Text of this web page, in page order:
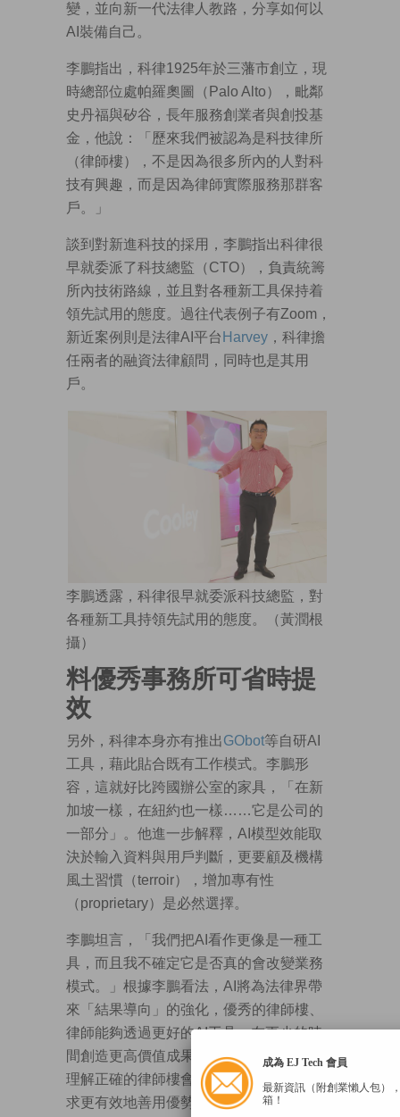
變，並向新一代法律人教路，分享如何以
AI裝備自己。
李鵬指出，科律1925年於三藩市創立，現
時總部位處帕羅奧圖（Palo Alto），毗鄰
史丹福與矽谷，長年服務創業者與創投基
金，他說：「歷來我們被認為是科技律所
（律師樓），不是因為很多所內的人對科
技有興趣，而是因為律師實際服務那群客
戶。」
談到對新進科技的採用，李鵬指出科律很
早就委派了科技總監（CTO），負責統籌
所內技術路線，並且對各種新工具保持着
領先試用的態度。過往代表例子有Zoom，
新近案例則是法律AI平台 Harvey ，科律擔
任兩者的融資法律顧問，同時也是其用
戶。
李鵬透露，科律很早就委派科技總監，對
各種新工具持領先試用的態度。（黃潤根
攝）
料優秀事務所可省時提
效
另外，科律本身亦有推出GObot等自研AI
工具，藉此貼合既有工作模式。李鵬形
容，這就好比跨國辦公室的家具，「在新
加坡一樣，在紐約也一樣……它是公司的
一部分」。他進一步解釋，AI模型效能取
決於輸入資料與用戶判斷，更要顧及機構
風土習慣（terroir），增加專有性
（proprietary）是必然選擇。
李鵬坦言，「我們把AI看作更像是一種工
具，而且我不確定它是否真的會改變業務
模式。」根據李鵬看法，AI將為法律界帶
來「結果導向」的強化，優秀的律師樓、
律師能夠透過更好的AI工具，在更少的時
間創造更高價值成果。因此，資本雄厚、
理解正確的律師樓會投入AI工具研發，以
求更有效地善用優勢、擴大差距，形成
成為 EJ Tech 會員
最新資訊（附創業懶人包）
箱！